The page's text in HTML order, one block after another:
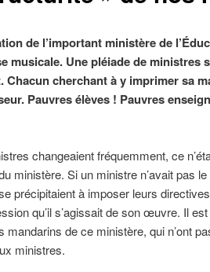
de l’important ministère de
musicale. Une pléiade de ministres
Chacun cherchant à y imprimer sa
Pauvres élèves ! Pauvres
changeaient fréquemment, ce
ministère. Si un ministre n’avait pas
précipitaient à imposer leurs
qu’il s’agissait de son œuvre. Il
mandarins de ce ministère, qui n’ont
ministres.